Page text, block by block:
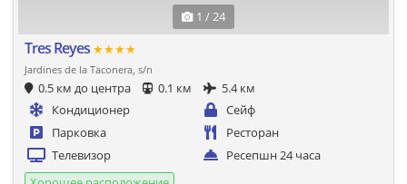
1 / 24
Tres Reyes ★★★★
Jardines de la Taconera, s/n
0.5 км до центра 0.1 км
5.4 км
Кондиционер
Сейф
Парковка
Ресторан
Телевизор
Ресепшн 24 часа